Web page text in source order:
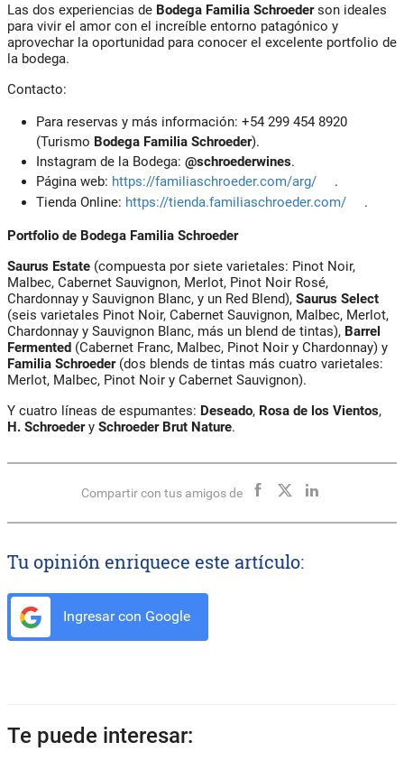
Las dos experiencias de Bodega Familia Schroederson ideales
para vivir el amor con el increíble entorno patagónico y
aprovechar la oportunidad para conocer el excelente portfolio de
la bodega.
Contacto:
Para reservas y más información: +54 299 454 8920
(Turismo Bodega Familia Schroeder).
Instagram de la Bodega: @schroederwines.
Página web: https://familiaschroeder.com/arg/
.
Tienda Online: https://tienda.familiaschroeder.com/ .
Portfolio de Bodega Familia Schroeder
Saurus Estate (compuesta por siete varietales: Pinot Noir,
Malbec, Cabernet Sauvignon, Merlot, Pinot Noir Rosé,
Chardonnay y Sauvignon Blanc, y un Red Blend), Saurus Select
(seis varietales Pinot Noir, Cabernet Sauvignon, Malbec, Merlot,
Chardonnay y Sauvignon Blanc, más un blend de tintas), Barrel
Fermented (Cabernet Franc, Malbec, Pinot Noir y Chardonnay) y
Familia Schroeder(dos blends de tintas más cuatro varietales:
Merlot, Malbec, Pinot Noir y Cabernet Sauvignon).
Y cuatro líneas de espumantes: Deseado, Rosa de los Vientos,
H. Schroedery Schroeder Brut Nature.
Compartir con tus amigos de
Tu opinión enriquece este artículo:
Ingresar con Google
Te puede interesar: